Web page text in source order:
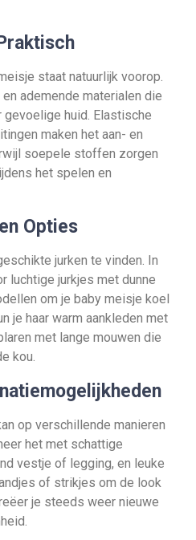
staat natuurlijk voorop.
ademende materialen die
gevoelige huid. Elastische
maken het aan- en
soepele stoffen zorgen
het spelen en
Opties
jurken te vinden. In
luchtige jurkjes met dunne
om je baby meisje koel
je haar warm aankleden met
met lange mouwen die
kou.
op verschillende manieren
het met schattige
vestje of legging, en leuke
of strikjes om de look
je steeds weer nieuwe